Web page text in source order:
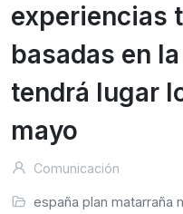
experiencias
basadas en
tendrá lugar
mayo
Comunicación
españa plan matarraña